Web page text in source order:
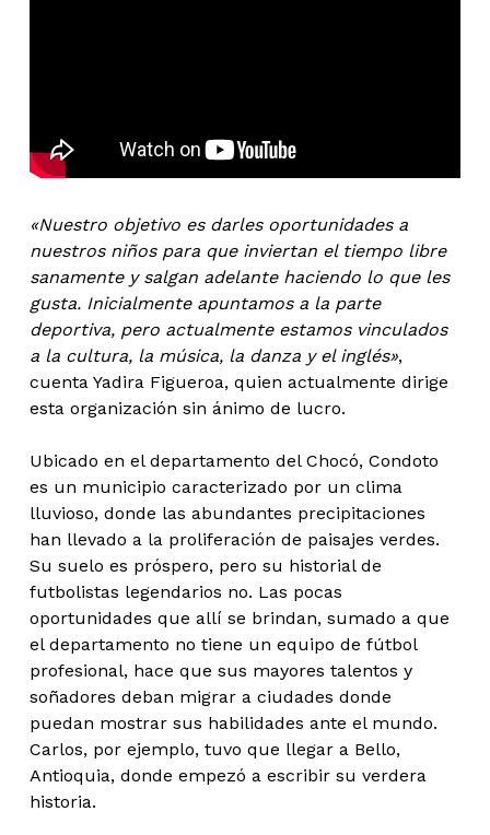
«Nuestro objetivo es darles oportunidades a
nuestros niños para que inviertan el tiempo libre
sanamente y salgan adelante haciendo lo que les
gusta. Inicialmente apuntamos a la parte
deportiva, pero actualmente estamos vinculados
a la cultura, la música, la danza y el inglés»,
cuenta Yadira Figueroa, quien actualmente dirige
esta organización sin ánimo de lucro.
Ubicado en el departamento del Chocó, Condoto
es un municipio caracterizado por un clima
lluvioso, donde las abundantes precipitaciones
han llevado a la proliferación de paisajes verdes.
Su suelo es próspero, pero su historial de
futbolistas legendarios no. Las pocas
oportunidades que allí se brindan, sumado a que
el departamento no tiene un equipo de fútbol
profesional, hace que sus mayores talentos y
soñadores deban migrar a ciudades donde
puedan mostrar sus habilidades ante el mundo.
Carlos, por ejemplo, tuvo que llegar a Bello,
Antioquia, donde empezó a escribir su verdera
historia.